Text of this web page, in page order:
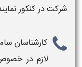
شرکت در کنکور
کارشناسان
لازم در